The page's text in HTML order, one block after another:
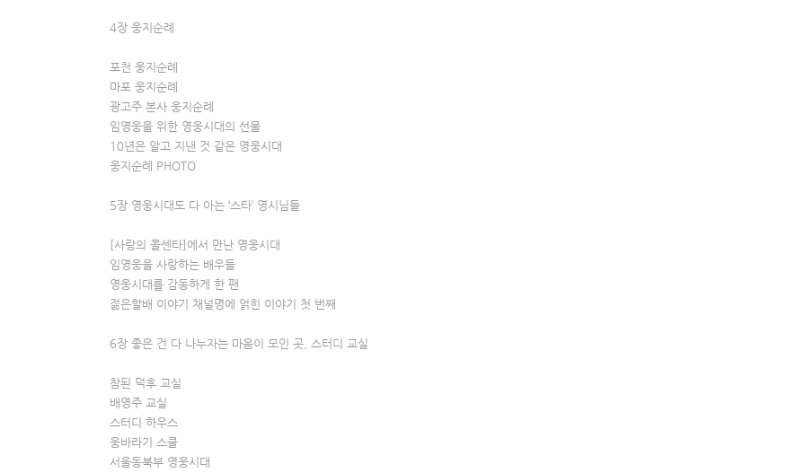
4장 웅지순례
포천 웅지순례
마포 웅지순례
광고주 본사 웅지순례
임영웅을 위한 영웅시대의 선물
10년은 알고 지낸 것 같은 영웅시대
웅지순례 PHOTO
5장 영웅시대도 다 아는 ‘스타’ 영시님들
[사랑의 콜센타]에서 만난 영웅시대
임영웅을 사랑하는 배우들
영웅시대를 감동하게 한 팬
젊은할배 이야기 채널명에 얽힌 이야기 첫 번째
6장 좋은 건 다 나누자는 마음이 모인 곳, 스터디 교실
참된 덕후 교실
배영주 교실
스터디 하우스
웅바라기 스쿨
서울동북부 영웅시대